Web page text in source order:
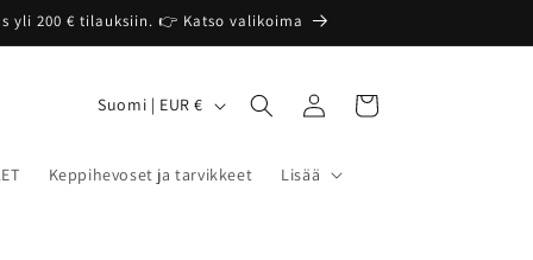
yli 200 € tilauksiin. 👉 Katso valikoima
Keppihevoset ja tarvikkeet Lisää
M
a
Suomi | EUR €
sisään
Ostoskori